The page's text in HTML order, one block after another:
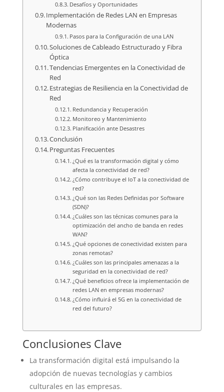
Desafíos y Oportunidades
Implementación de Redes LAN en Empresas
Modernas
Pasos para la Configuración de una LAN
Soluciones de Cableado Estructurado y Fibra
Óptica
Tendencias Emergentes en la Conectividad de
Red
Estrategias de Resiliencia en la Conectividad de
Red
Redundancia y Recuperación
Monitoreo y Mantenimiento
Planificación ante Desastres
Conclusión
Preguntas Frecuentes
¿Qué es la transformación digital y cómo
afecta la conectividad de red?
¿Cómo contribuye el IoT a la conectividad de
red?
¿Qué son las Redes Definidas por Software
(SDN)?
¿Cuáles son las técnicas comunes para la
optimización del ancho de banda en redes
WAN?
¿Qué opciones de conectividad existen para
zonas remotas?
¿Cuáles son las principales amenazas a la
seguridad en la conectividad de red?
¿Qué beneficios ofrece la implementación de
redes LAN en empresas modernas?
¿Cómo influirá el 5G en la conectividad de
red del futuro?
Conclusiones Clave
La transformación digital está impulsando la
adopción de nuevas tecnologías y cambios
culturales en las empresas.